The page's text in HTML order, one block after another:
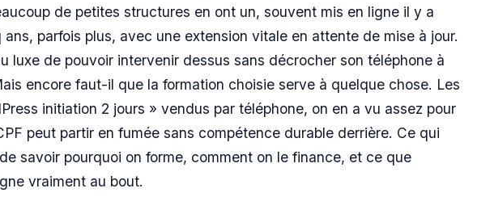
de petites structures en ont un, souvent mis en ligne il y a
parfois plus, avec une extension vitale en attente de mise à jour.
luxe de pouvoir intervenir dessus sans décrocher son téléphone à
encore faut-il que la formation choisie serve à quelque chose. Les
initiation 2 jours » vendus par téléphone, on en a vu assez pour
peut partir en fumée sans compétence durable derrière. Ce qui
savoir pourquoi on forme, comment on le finance, et ce que
vraiment au bout.